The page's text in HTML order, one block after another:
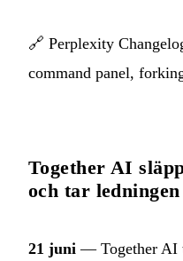
🔗 Perplexity
command panel,
Together AI
och tar
21 juni — Together AI